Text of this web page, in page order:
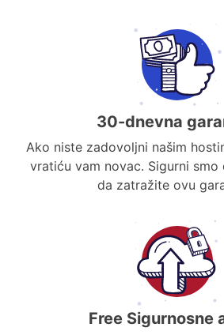
30-dnevna
Ako niste zadovoljni našim
vratiću vam novac. Sigurni
da zatražite ovu
Free Sigurnosne